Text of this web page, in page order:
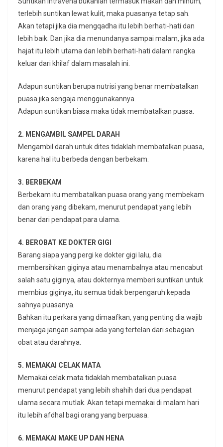
terlebih suntikan lewat kulit, maka puasanya tetap sah.
Akan tetapi jika dia mengqadha itu lebih berhati-hati dan
lebih baik. Dan jika dia menundanya sampai malam, jika ada
hajat itu lebih utama dan lebih berhati-hati dalam rangka
keluar dari khilaf dalam masalah ini.
Adapun suntikan berupa nutrisi yang benar membatalkan
puasa jika sengaja menggunakannya.
Adapun suntikan biasa maka tidak membatalkan puasa.
2. MENGAMBIL SAMPEL DARAH
Mengambil darah untuk dites tidaklah membatalkan puasa,
karena hal itu berbeda dengan berbekam.
3. BERBEKAM
Berbekam itu membatalkan puasa orang yang membekam
dan orang yang dibekam, menurut pendapat yang lebih
benar dari pendapat para ulama.
4. BEROBAT KE DOKTER GIGI
Barang siapa yang pergi ke dokter gigi lalu, dia
membersihkan giginya atau menambalnya atau mencabut
salah satu giginya, atau dokternya memberi suntikan untuk
membius giginya, itu semua tidak berpengaruh kepada
sahnya puasanya.
Bahkan itu perkara yang dimaafkan, yang penting dia wajib
menjaga jangan sampai ada yang tertelan dari sebagian
obat atau darahnya.
5. MEMAKAI CELAK MATA
Memakai celak mata tidaklah membatalkan puasa
menurut pendapat yang lebih shahih dari dua pendapat
ulama secara mutlak. Akan tetapi memakai di malam hari
itu lebih afdhal bagi orang yang berpuasa.
6. MEMAKAI MAKE UP DAN HENA